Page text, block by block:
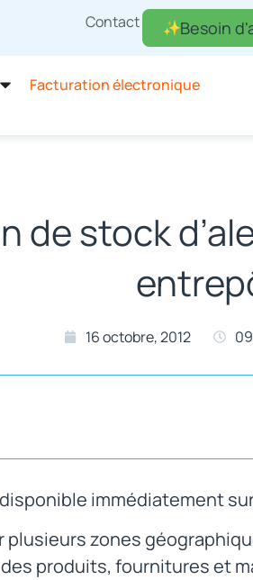
Contact Besoin
Facturation électronique
de stock
16 octobre, 2012
immédiatement
plusieurs zones
produits, fournitures et